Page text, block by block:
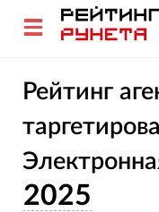
Рейтинг
2025